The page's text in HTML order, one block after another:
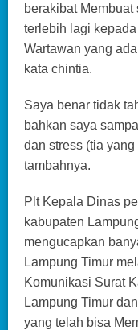
berakibat
terlebih lagi
Wartawan yang
kata chintia.
Saya benar tidak
bahkan saya
dan stress (tia
tambahnya.
Plt Kepala Dinas
kabupaten
mengucapkan
Lampung Timur
Komunikasi Surat
Lampung Timur
yang telah bisa